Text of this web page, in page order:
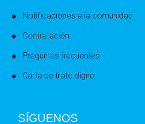
Notificaciones a la comunidad
Contratación
Preguntas frecuentes
Carta de trato digno
SÍGUENOS